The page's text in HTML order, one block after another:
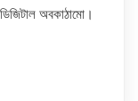
অবকাঠামো।